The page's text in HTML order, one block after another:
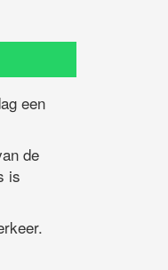
een
de
is